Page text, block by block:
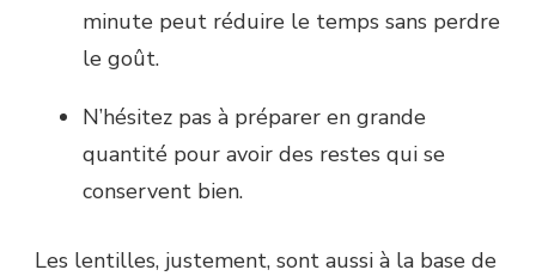
minute peut réduire le temps sans perdre
le goût.
N’hésitez pas à préparer en grande
quantité pour avoir des restes qui se
conservent bien.
Les lentilles, justement, sont aussi à la base de